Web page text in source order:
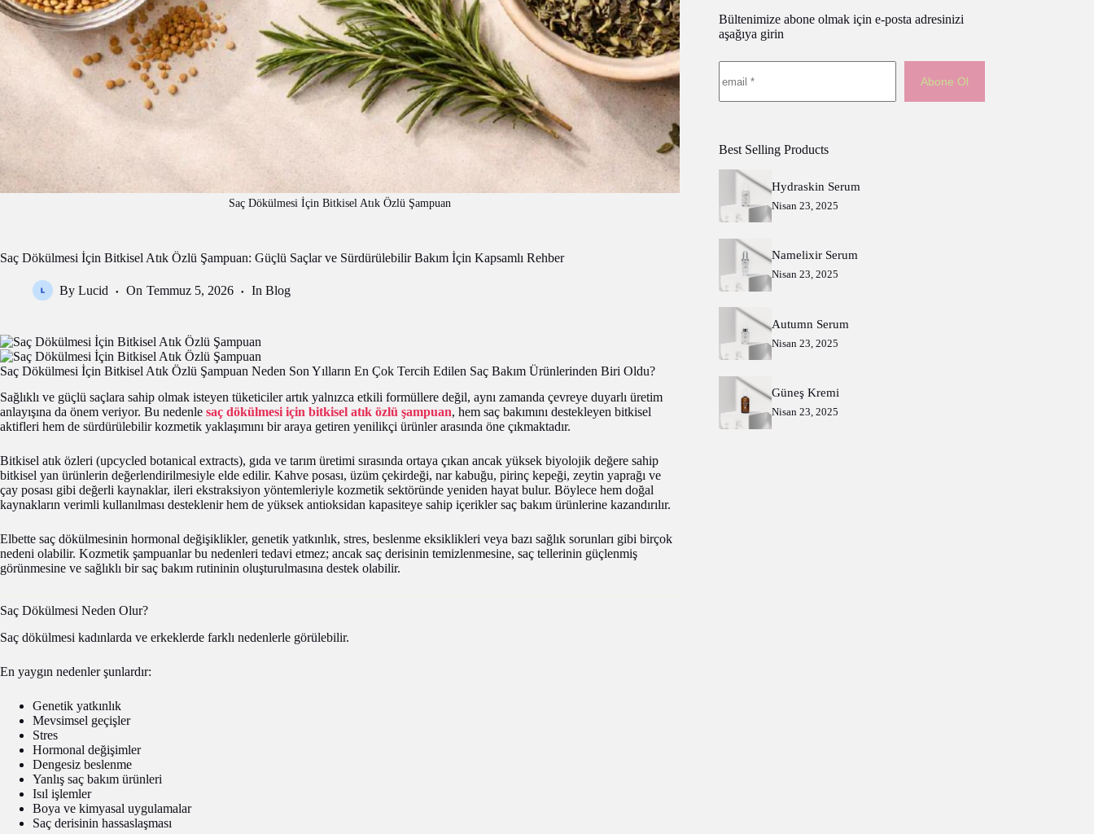
Saç Dökülmesi İçin Bitkisel Atık Özlü Şampuan
Saç Dökülmesi İçin Bitkisel Atık Özlü Şampuan: Güçlü Saçlar ve Sürdürülebilir Bakım İçin Kapsamlı Rehber
By Lucid On Temmuz 5, 2026 In Blog
Saç Dökülmesi İçin Bitkisel Atık Özlü Şampuan Neden Son Yılların En Çok Tercih Edilen Saç Bakım Ürünlerinden Biri Oldu?
Sağlıklı ve güçlü saçlara sahip olmak isteyen tüketiciler artık yalnızca etkili formüllere değil, aynı zamanda çevreye duyarlı üretim
anlayışına da önem veriyor. Bu nedenle saç dökülmesi için bitkisel atık özlü şampuan, hem saç bakımını destekleyen bitkisel
aktifleri hem de sürdürülebilir kozmetik yaklaşımını bir araya getiren yenilikçi ürünler arasında öne çıkmaktadır.
Bitkisel atık özleri (upcycled botanical extracts), gıda ve tarım üretimi sırasında ortaya çıkan ancak yüksek biyolojik değere sahip
bitkisel yan ürünlerin değerlendirilmesiyle elde edilir. Kahve posası, üzüm çekirdeği, nar kabuğu, pirinç kepeği, zeytin yaprağı ve
çay posası gibi değerli kaynaklar, ileri ekstraksiyon yöntemleriyle kozmetik sektöründe yeniden hayat bulur. Böylece hem doğal
kaynakların verimli kullanılması desteklenir hem de yüksek antioksidan kapasiteye sahip içerikler saç bakım ürünlerine kazandırılır.
Elbette saç dökülmesinin hormonal değişiklikler, genetik yatkınlık, stres, beslenme eksiklikleri veya bazı sağlık sorunları gibi birçok
nedeni olabilir. Kozmetik şampuanlar bu nedenleri tedavi etmez; ancak saç derisinin temizlenmesine, saç tellerinin güçlenmiş
görünmesine ve sağlıklı bir saç bakım rutininin oluşturulmasına destek olabilir.
Saç Dökülmesi Neden Olur?
Saç dökülmesi kadınlarda ve erkeklerde farklı nedenlerle görülebilir.
En yaygın nedenler şunlardır:
Genetik yatkınlık
Mevsimsel geçişler
Stres
Hormonal değişimler
Dengesiz beslenme
Yanlış saç bakım ürünleri
Isıl işlemler
Boya ve kimyasal uygulamalar
Saç derisinin hassaslaşması
Bültenimize abone olmak için e-posta adresinizi
aşağıya girin
Abone Ol
Best Selling Products
Hydraskin Serum
Nisan 23, 2025
Namelixir Serum
Nisan 23, 2025
Autumn Serum
Nisan 23, 2025
Güneş Kremi
Nisan 23, 2025